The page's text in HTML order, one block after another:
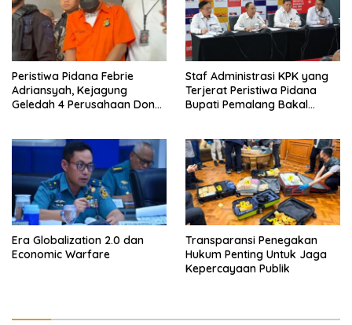
Peristiwa Pidana Febrie
Adriansyah, Kejagung
Geledah 4 Perusahaan Don
Staf Administrasi KPK yang
Terjerat Peristiwa Pidana
Bupati Pemalang Bakal
Era Globalization 2.0 dan
Economic Warfare
Transparansi Penegakan
Hukum Penting Untuk Jaga
Kepercayaan Publik